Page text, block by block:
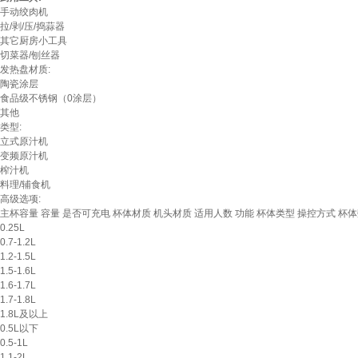
手动绞肉机
拉/剥/压/捣蒜器
其它厨房小工具
切菜器/刨丝器
发热盘材质:
陶瓷涂层
食品级不锈钢（0涂层）
其他
类型:
立式原汁机
变频原汁机
榨汁机
料理/辅食机
高级选项:
主杯容量 容量 是否可充电 杯体材质 机头材质 适用人数 功能 杯体类型 操控方式 杯
0.25L
0.7-1.2L
1.2-1.5L
1.5-1.6L
1.6-1.7L
1.7-1.8L
1.8L及以上
0.5L以下
0.5-1L